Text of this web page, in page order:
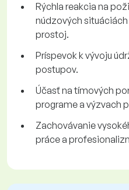
Rýchla reakcia na
núdzových
prostoj.
Príspevok k vývoju
postupov.
Účasť na tímových
programe a výzvach
Zachovávanie
práce a